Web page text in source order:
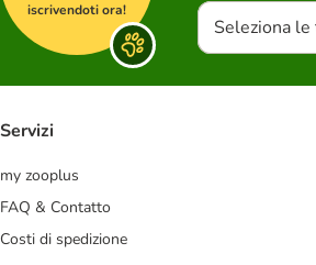
iscrivendoti ora!
Seleziona
Servizi
my zooplus
FAQ & Contatto
Costi di spedizione